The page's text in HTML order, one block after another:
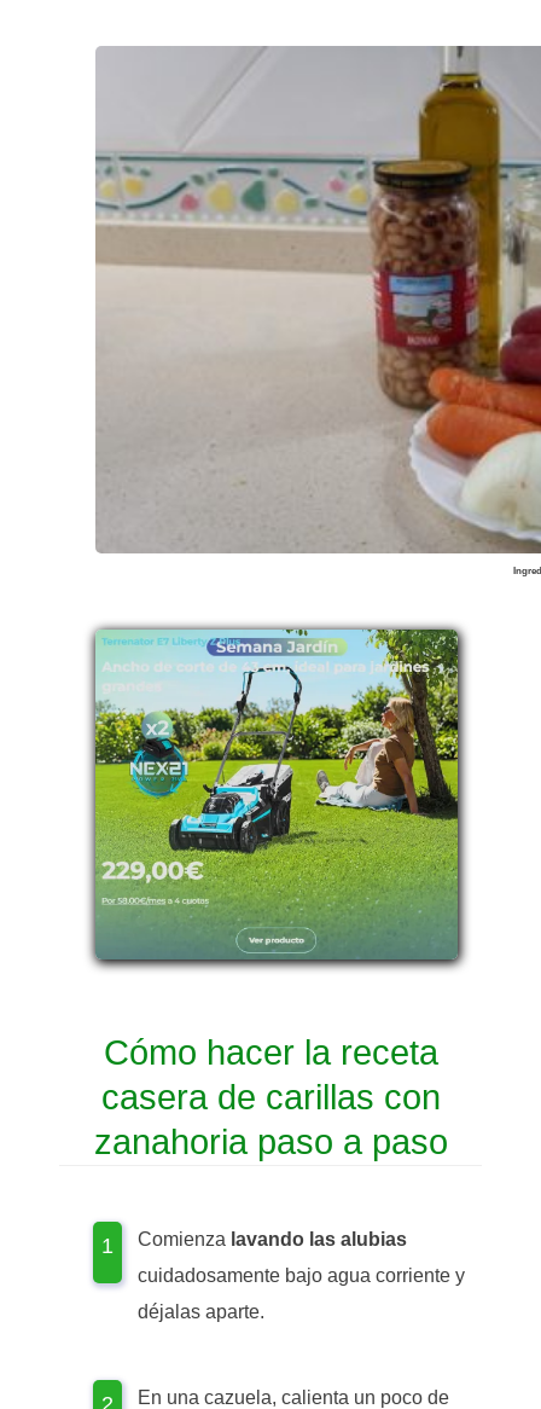
Cómo hacer la receta
casera de carillas con
zanahoria paso a paso
Comienza lavando las alubias
cuidadosamente bajo agua corriente y
déjalas aparte.
En una cazuela, calienta un poco de